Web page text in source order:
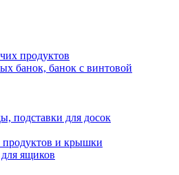
продуктов
банок, банок с винтовой
подставки для досок
и крышки
ящиков